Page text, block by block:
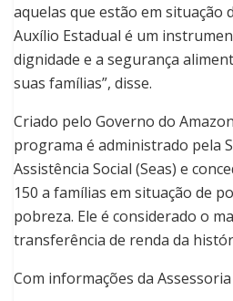
aquelas que estão em situação
Auxílio Estadual é um
dignidade e a segurança
suas famílias”, disse.
Criado pelo Governo do
programa é administrado pela
Assistência Social (Seas) e
150 a famílias em situação de
pobreza. Ele é considerado o
transferência de renda da
Com informações da Assessoria